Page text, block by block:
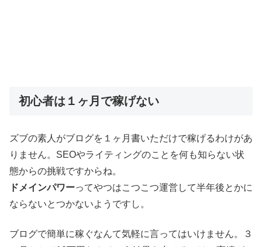
初心者は１ヶ月で稼げない
ズブの素人がブログを１ヶ月書いただけで稼げるわけがあ
りません。SEOやライティングのことを何も知らない状
態からの挑戦ですからね。
ドメインパワーってやつはこつこつ運営して半年後とかに
ならないとつかないようですし。
ブログで簡単に稼ぐなんて気軽に言ってはいけません。３